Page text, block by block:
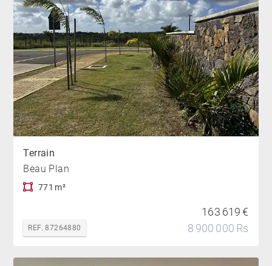
Terrain
Beau Plan
771 m²
REF. 87264880
163 619 €
8 900 000 Rs